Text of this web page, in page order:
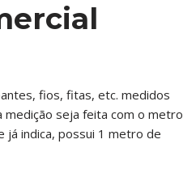
fios, fitas, etc. medidos
medição seja feita com o metro
já indica, possui 1 metro de